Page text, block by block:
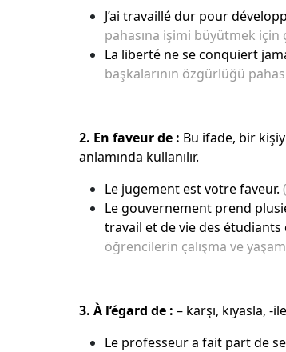
J’ai travaillé dur pour
pahasına işimi büyütmek için
La liberté ne se conquiert
başkalarının özgürlüğü
2. En faveur de : Bu ifade, bir
anlamında kullanılır.
Le jugement est votre faveur.
Le gouvernement prend
travail et de vie des
öğrencilerin çalışma ve
3. À l’égard de : – karşı, kıyasla, -
Le professeur a fait part de